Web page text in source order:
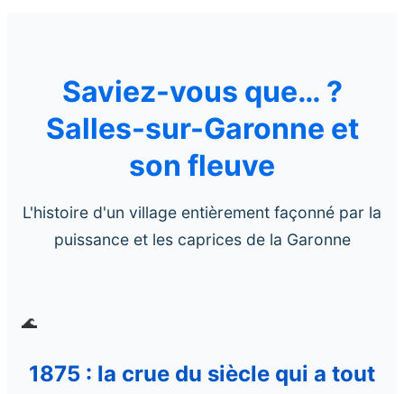
Saviez-vous que… ?
Salles-sur-Garonne et
son fleuve
L'histoire d'un village entièrement façonné par la
puissance et les caprices de la Garonne
🌊
1875 : la crue du siècle qui a tout